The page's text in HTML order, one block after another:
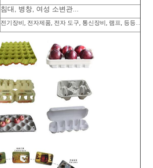
침대, 병창, 여성 소변관...
전기장비, 전자제품, 전자 도구, 통신장비, 램프, 등등...